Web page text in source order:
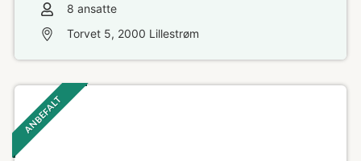
8 ansatte
Torvet 5, 2000 Lillestrøm
ANBEFALT ‎ ‎ ‎